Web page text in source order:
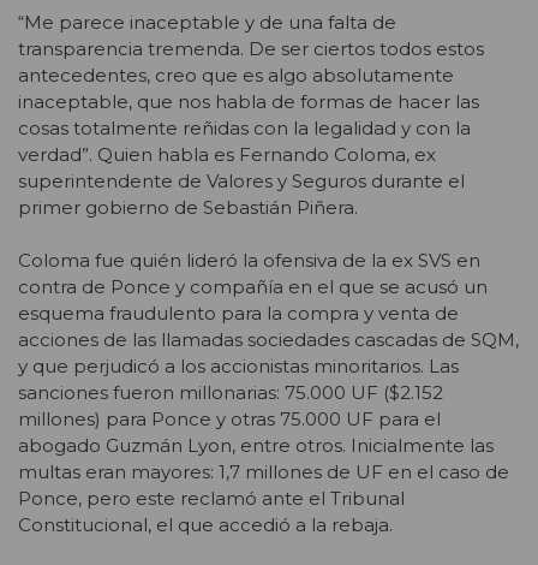
“Me parece inaceptable y de una falta de
transparencia tremenda. De ser ciertos todos estos
antecedentes, creo que es algo absolutamente
inaceptable, que nos habla de formas de hacer las
cosas totalmente reñidas con la legalidad y con la
verdad”. Quien habla es Fernando Coloma, ex
superintendente de Valores y Seguros durante el
primer gobierno de Sebastián Piñera.
Coloma fue quién lideró la ofensiva de la ex SVS en
contra de Ponce y compañía en el que se acusó un
esquema fraudulento para la compra y venta de
acciones de las llamadas sociedades cascadas de SQM,
y que perjudicó a los accionistas minoritarios. Las
sanciones fueron millonarias: 75.000 UF ($2.152
millones) para Ponce y otras 75.000 UF para el
abogado Guzmán Lyon, entre otros. Inicialmente las
multas eran mayores: 1,7 millones de UF en el caso de
Ponce, pero este reclamó ante el Tribunal
Constitucional, el que accedió a la rebaja.